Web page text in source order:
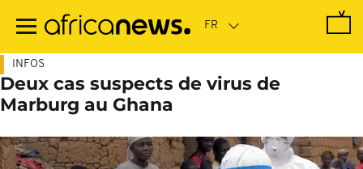
contenu
INFOS
Deux cas suspects de virus de
Marburg au Ghana